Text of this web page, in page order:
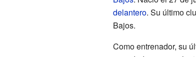
delantero. Su último
Bajos.
Como entrenador, su